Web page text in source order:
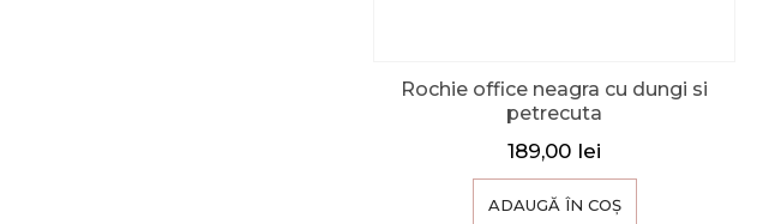
Rochie office neagra cu dungi si
petrecuta
189,00 lei
ADAUGĂ ÎN COȘ